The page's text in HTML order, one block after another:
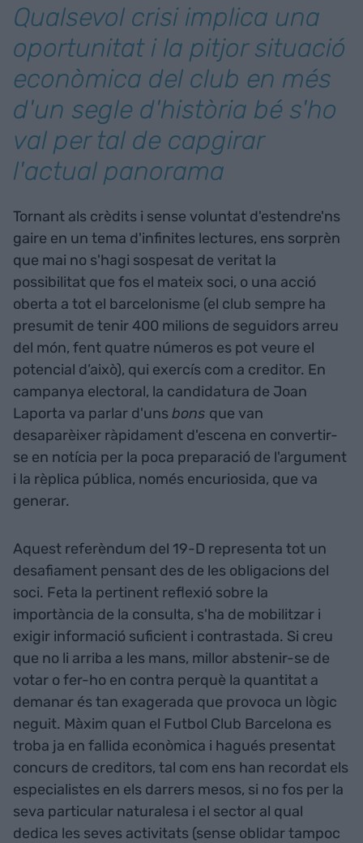
Qualsevol crisi implica una
oportunitat i la pitjor situació
econòmica del club en més
d'un segle d'història bé s'ho
val per tal de capgirar
l'actual panorama
Tornant als crèdits i sense voluntat d'estendre'ns
gaire en un tema d'infinites lectures, ens sorprèn
que mai no s'hagi sospesat de veritat la
possibilitat que fos el mateix soci, o una acció
oberta a tot el barcelonisme (el club sempre ha
presumit de tenir 400 milions de seguidors arreu
del món, fent quatre números es pot veure el
potencial d’això), qui exercís com a creditor. En
campanya electoral, la candidatura de Joan
Laporta va parlar d'unsbons que van
desaparèixer ràpidament d'escena en convertir-
se en notícia per la poca preparació de l'argument
i la rèplica pública, només encuriosida, que va
generar.
Aquest referèndum del 19-D representa tot un
desafiament pensant des de les obligacions del
soci. Feta la pertinent reflexió sobre la
importància de la consulta, s'ha de mobilitzar i
exigir informació suficient i contrastada. Si creu
que no li arriba a les mans, millor abstenir-se de
votar o fer-ho en contra perquè la quantitat a
demanar és tan exagerada que provoca un lògic
neguit. Màxim quan el Futbol Club Barcelona es
troba ja en fallida econòmica i hagués presentat
concurs de creditors, tal com ens han recordat els
especialistes en els darrers mesos, si no fos per la
seva particular naturalesa i el sector al qual
dedica les seves activitats (sense oblidar tampoc